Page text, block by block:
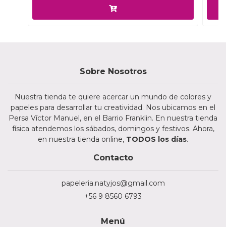
Sobre Nosotros
Nuestra tienda te quiere acercar un mundo de colores y
papeles para desarrollar tu creatividad. Nos ubicamos en el
Persa Víctor Manuel, en el Barrio Franklin. En nuestra tienda
física atendemos los sábados, domingos y festivos. Ahora,
en nuestra tienda online, TODOS los días.
Contacto
papeleria.natyjos@gmail.com
+56 9 8560 6793
Menú